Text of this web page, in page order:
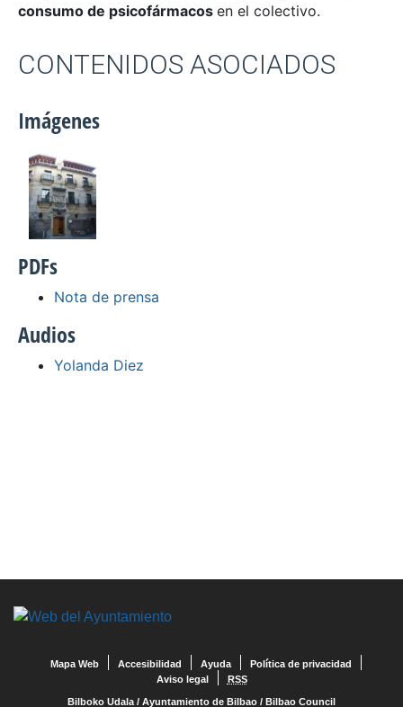
consumo de psicofármacos en el colectivo.
CONTENIDOS ASOCIADOS
Imágenes
PDFs
Nota de prensa
Audios
Yolanda Diez
Mapa Web Accesibilidad Ayuda
Política de privacidad
Aviso legal
RSS
Bilboko Udala / Ayuntamiento de Bilbao / Bilbao Council